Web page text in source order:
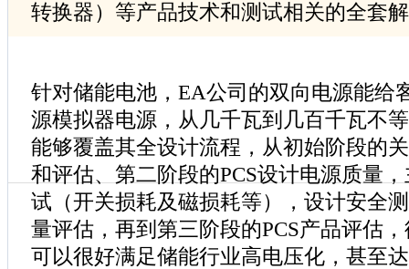
转换器）等产品技术和测试相关的全套
针对储能电池，EA公司的双向电源能给
源模拟器电源，从几千瓦到几百千瓦不
能够覆盖其全设计流程，从初始阶段的
和评估、第二阶段的PCS设计电源质量
试（开关损耗及磁损耗等），设计安全
量评估，再到第三阶段的PCS产品评估
可以很好满足储能行业高电压化，甚至